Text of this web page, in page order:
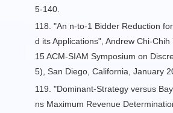
5-140.
118. "An n-to-1 Bidder Reduction
d its Applications", Andrew Chi-Chih
15 ACM-SIAM Symposium on
5), San Diego, California, January
119. "Dominant-Strategy versus
ns Maximum Revenue